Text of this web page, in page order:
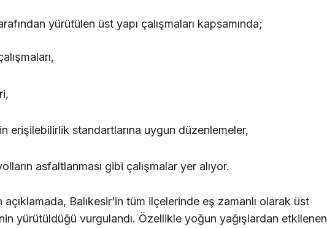
yürütülen üst yapı çalışmaları kapsamında;
erişilebilirlik standartlarına uygun düzenlemeler,
asfaltlanması gibi çalışmalar yer alıyor.
açıklamada, Balıkesir’in tüm ilçelerinde eş zamanlı olarak üst
yürütüldüğü vurgulandı. Özellikle yoğun yağışlardan etkilenen